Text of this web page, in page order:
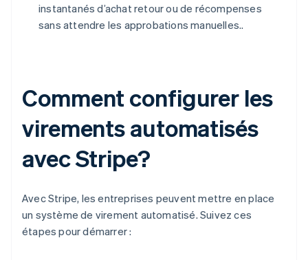
instantanés d’achat retour ou de récompenses
sans attendre les approbations manuelles..
Comment configurer les
virements automatisés
avec Stripe?
Avec Stripe, les entreprises peuvent mettre en place
un système de virement automatisé. Suivez ces
étapes pour démarrer :